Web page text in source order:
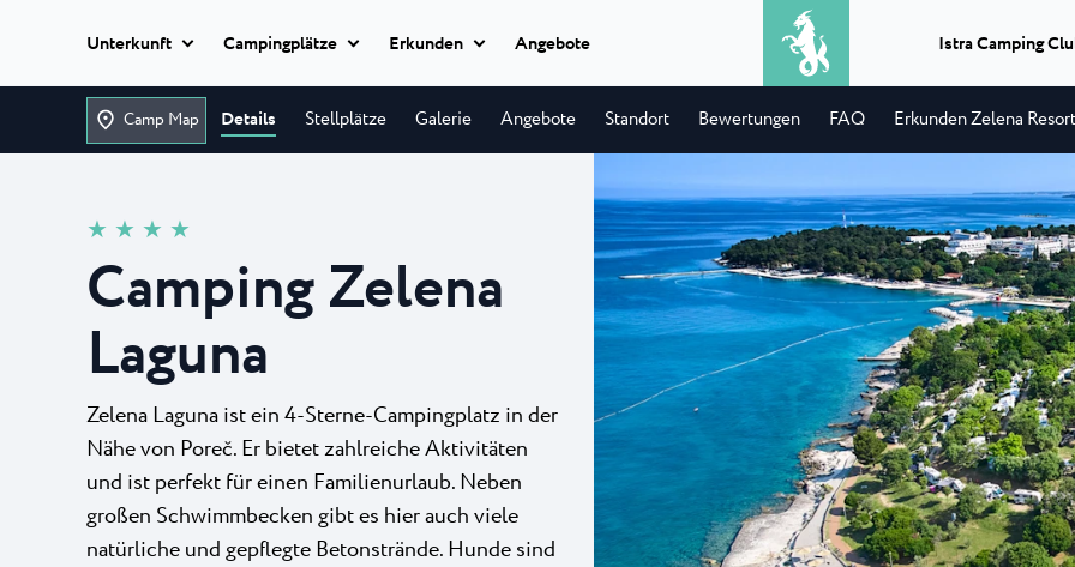
Unterkunft
Mobile homes
Glamping
Naturist
Alle
Unterkünfte
Classic camping
★ ★ ★ ★
Camping Zelena Laguna
Classic camping Poreč
Camping Puntica
Classic camping Umag ★ ★ ★ ★
Camping Park Umag
Camping Stella Maris
Camping Savudrija
Classic camping Umag
Camping Finida
Campingplätze
Ulika ist ein wunderschöner
Familien-FKK-Campingplatz...
Camping Bijela Uvala
Auf dem 4-Sterne-Campingplatz
Camping Zelena Laguna
Campingplatz Zelena Laguna mit...
Camping Puntica
In der Nähe von
Meer, befindet sich
Camping Stella
Stella Maris ist ein
im gleichnamigen
Camping Savudrija
Der 4-Sterne-
Savudrija befindet
Camping Finida
Erkunden
Istria Experience
Veranstaltungen
Plava Laguna Sport
Aktivurlaub
Gastronomie
und Bootfahren kombinieren?
Einen perfekten Tag...
Transport
Wenn Sie einen Transport in Istrien,
einen Transfer...
Info punkte
An jedem Infopunkt des Istria
Experience können Sie ein...
Istria Experience
Angebote Istra Camping
Camp Map Details Stellplätze Galerie Angebote Standort Bewertungen FAQ Erkunden Zelena Resort
★ ★ ★ ★
Camping Zelena
Laguna
Zelena Laguna ist ein 4-Sterne-Campingplatz in der
Nähe von Poreč. Er bietet zahlreiche Aktivitäten
und ist perfekt für einen Familienurlaub. Neben
großen Schwimmbecken gibt es hier auch viele
natürliche und gepflegte Betonstrände. Hunde sind